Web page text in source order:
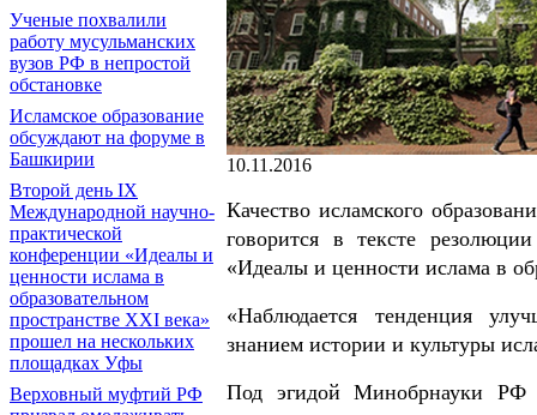
Ученые похвалили
работу мусульманских
вузов РФ в непростой
обстановке
Исламское образование
обсуждают на форуме в
Башкирии
Второй день IX
Международной научно-
практической
конференции «Идеалы и
ценности ислама в
образовательном
пространстве XXI века»
прошел на нескольких
площадках Уфы
Верховный муфтий РФ
10.11.2016
Качество исламского
говорится в тексте
«Идеалы и ценности ислама в
«Наблюдается тенденция
знанием истории и культуры
Под эгидой Минобрнауки РФ